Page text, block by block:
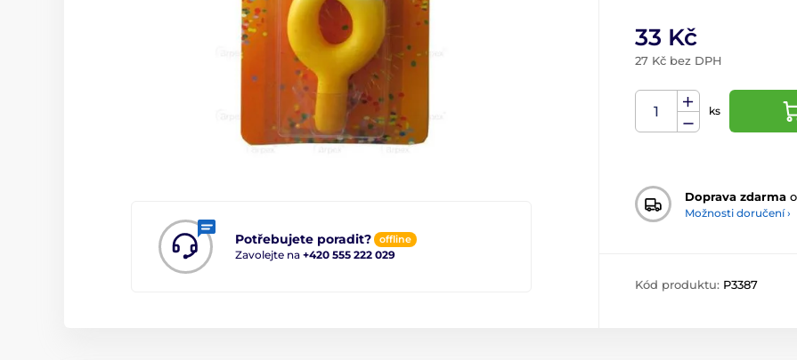
Potřebujete poradit? offline
Zavolejte na +420 555 222 029
33 Kč
27 Kč bez DPH
ks
Doprava zdarma
Možnosti doručení ›
Kód produktu: P3387